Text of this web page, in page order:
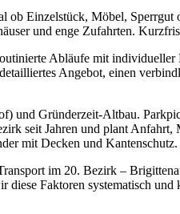
Einzelstück, Möbel, Sperrgut
und enge Zufahrten.
Abläufe mit
Angebot, einen
und Gründerzeit-Altbau.
seit Jahren und plant
mit Decken und Kantenschutz.
im 20. Bezirk –
Faktoren systematisch und